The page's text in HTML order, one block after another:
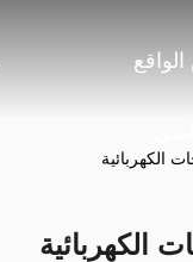
الكهربائية
الكهربائية